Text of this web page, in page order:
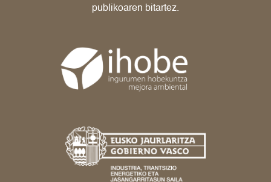
publikoaren bitartez.